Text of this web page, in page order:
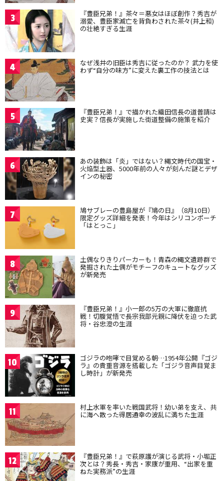
3 『豊臣兄弟！』茶々＝悪女はほぼ創作？秀吉が
溺愛、豊臣家滅亡を背負わされた茶々(井上和)
の壮絶すぎる生涯
4 なぜ浅井の旧臣は秀吉に従ったのか？ 武力を使
わず“自分の味方”に変えた裏工作の技法とは
5 『豊臣兄弟！』で描かれた織田信長の道普請は
史実？信長が実施した街道整備の施策を紹介
6 あの装飾は「炎」ではない？縄文時代の国宝・
火焔型土器、5000年前の人々が刻んだ謎とデザ
インの秘密
7 鳩サブレーの豊島屋が『鳩の日』（8月10日）
限定グッズ詳細を発表！今年はシリコンポーチ
「はとっこ」
8 土偶なりきりパーカーも！青森の縄文遺跡群で
発掘された土偶がモチーフのキュートなグッズ
が新発売
9 『豊臣兄弟！』小一郎の5万の大軍に徹底抗
戦！切腹覚悟で長宗我部元親に降伏を迫った武
将・谷忠澄の生涯
10 ゴジラの咆哮で目覚める朝…1954年公開『ゴジ
ラ』の貴重音源を搭載した「ゴジラ音声目覚ま
し時計」が新発売
11 村上水軍を率いた戦国武将！幼い弟を支え、共
に海へ散った得居通幸の波乱に満ちた生涯
12 『豊臣兄弟！』で萩原護が演じる武将・小堀正
次とは？秀長・秀吉・家康が重用、“出家を重
ねた実務派”の生涯